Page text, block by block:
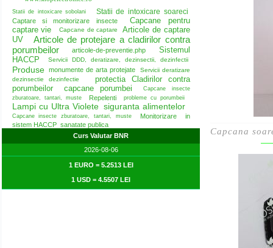
Statii de intoxicare sobolani Statii de intoxicare soareci
Captare si monitorizare insecte
Capcane pentru
captare vie
Capcane de captare
Articole de captare
UV
Articole de protejare a cladirilor contra
porumbeilor
articole-de-preventie.php
Sistemul
HACCP
Servicii DDD, deratizare, dezinsectii, dezinfectii
Produse monumente de arta protejate
Servicii deratizare
dezinsectie dezinfectie
protectia Cladirilor contra
porumbeilor
capcane porumbei
Capcane insecte
zburatoare, tantari, muste
Repelenti probleme cu porumbeii
Lampi cu Ultra Violete siguranta alimentelor
Capcane insecte zburatoare, tantari, muste
Monitorizare in
sistem HACCP sanatate publica
Curs Valutar BNR
2026-08-06
1 EURO = 5.2513 LEI
1 USD = 4.5507 LEI
Capcana